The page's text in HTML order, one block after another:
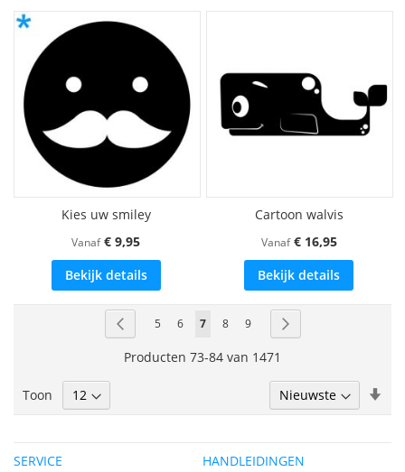
Kies uw smiley
Vanaf € 9,95
Bekijk details
Cartoon walvis
Vanaf € 16,95
Bekijk details
Pagina
Pagina
VorigePagina
5 Pagina
6
U
lees
7 Pagina
8 Pagina
9
Producten 73-84 van 1471
Toon
SERVICE
HANDLEIDINGEN